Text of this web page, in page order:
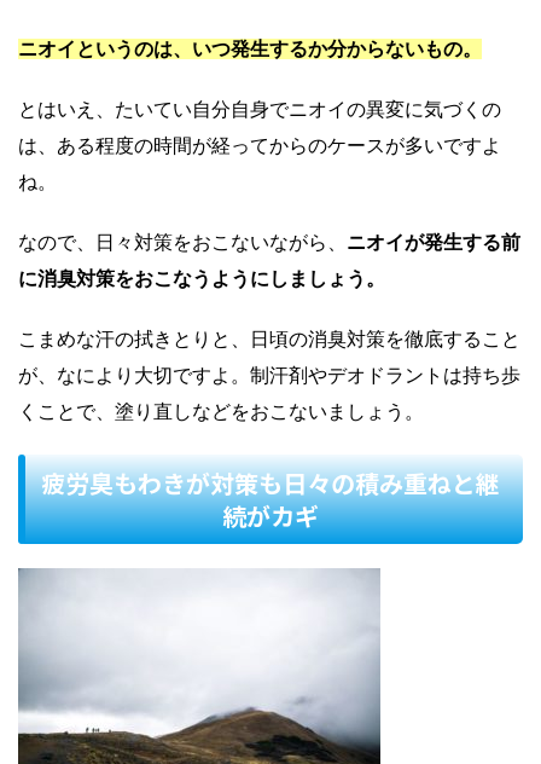
ニオイというのは、いつ発生するか分からないもの。
とはいえ、たいてい自分自身でニオイの異変に気づくの
は、ある程度の時間が経ってからのケースが多いですよ
ね。
なので、日々対策をおこないながら、 ニオイが発生する前
に消臭対策をおこなうようにしましょう。
こまめな汗の拭きとりと、日頃の消臭対策を徹底すること
が、なにより大切ですよ。制汗剤やデオドラントは持ち歩
くことで、塗り直しなどをおこないましょう。
疲労臭もわきが対策も日々の積み重ねと継
続がカギ